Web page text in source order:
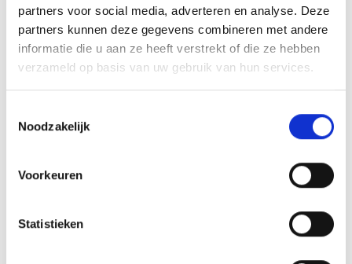
partners voor social media, adverteren en analyse. Deze
partners kunnen deze gegevens combineren met andere
informatie die u aan ze heeft verstrekt of die ze hebben
verzameld op basis van uw gebruik van hun services.
Noodzakelijk
Voorkeuren
Statistieken
Hendrik van Tulderstraat 58
€ 300.000